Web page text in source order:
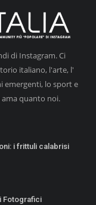
di Instagram. Ci
italiano, l'arte, l'
emergenti, lo sport e
quanto noi.
i frittuli calabrisi
Fotografici